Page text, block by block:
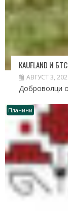
KAUFLAND И
АВГУСТ 3,
Доброволци
Планини